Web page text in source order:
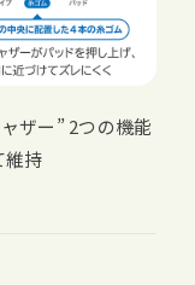
ザー” 2つの機能
維持